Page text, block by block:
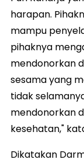
harapan.
mampu
pihaknya
mendonorkan
sesama yang
tidak
mendonorkan
kesehatan,"
Dikatakan